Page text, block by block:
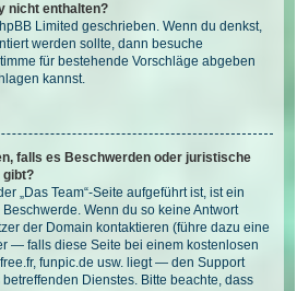
nicht enthalten?
Limited geschrieben. Wenn du denkst,
werden sollte, dann besuche
für bestehende Vorschläge abgeben
kannst.
falls es Beschwerden oder juristische
gibt?
„Das Team“-Seite aufgeführt ist, ist ein
Wenn du so keine Antwort
der Domain kontaktieren (führe dazu eine
— falls diese Seite bei einem kostenlosen
funpic.de usw. liegt — den Support
Dienstes. Bitte beachte, dass